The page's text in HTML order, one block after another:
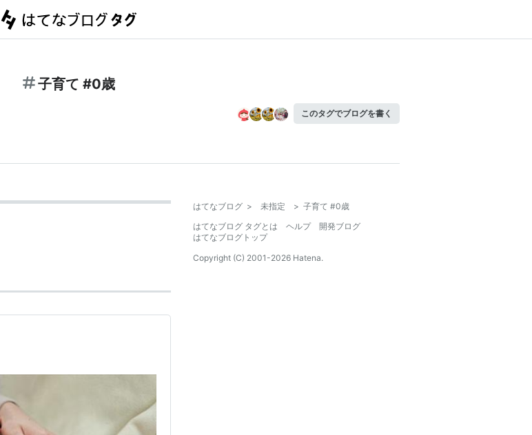
子育て #0歳
このタグでブログを書く
はてなブログ > 未指定 > 子育て #0歳
はてなブログ タグとは
ヘルプ
開発ブログ
はてなブログトップ
Copyright (C) 2001-2026 Hatena.